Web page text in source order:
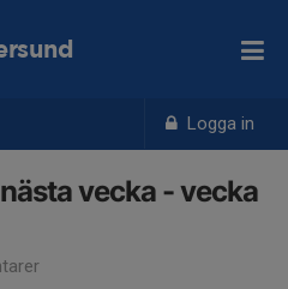
Logga in
vecka - vecka